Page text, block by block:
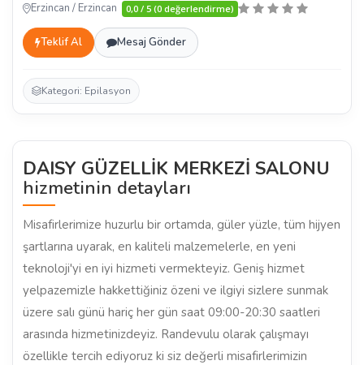
Erzincan / Erzincan 0,0 / 5 (0 değerlendirme)
Teklif Al Mesaj Gönder
Kategori: Epilasyon
DAISY GÜZELLİK MERKEZİ SALONU
hizmetinin detayları
Misafirlerimize huzurlu bir ortamda, güler yüzle, tüm hijyen
şartlarına uyarak, en kaliteli malzemelerle, en yeni
teknoloji'yi en iyi hizmeti vermekteyiz. Geniş hizmet
yelpazemizle hakkettiğiniz özeni ve ilgiyi sizlere sunmak
üzere salı günü hariç her gün saat 09:00-20:30 saatleri
arasında hizmetinizdeyiz. Randevulu olarak çalışmayı
özellikle tercih ediyoruz ki siz değerli misafirlerimizin